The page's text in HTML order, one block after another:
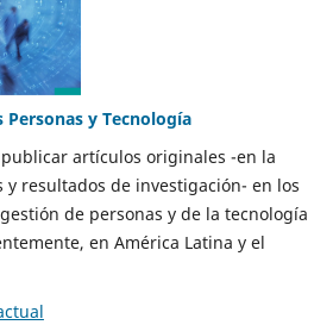
Personas y Tecnología
artículos originales -en la
y resultados de investigación- en los
de personas y de la tecnología
en América Latina y el